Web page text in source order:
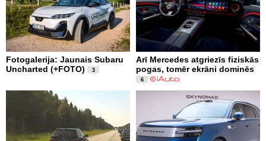
Fotogalerija: Jaunais Subaru
Uncharted (+FOTO)
3
Arī Mercedes atgriezīs fiziskās
pogas, tomēr ekrāni dominēs
6